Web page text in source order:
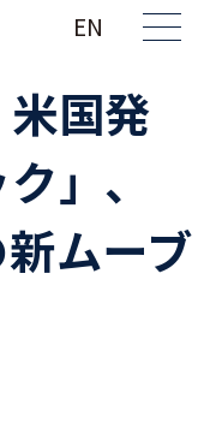
EN
国発
」、
ムーブ